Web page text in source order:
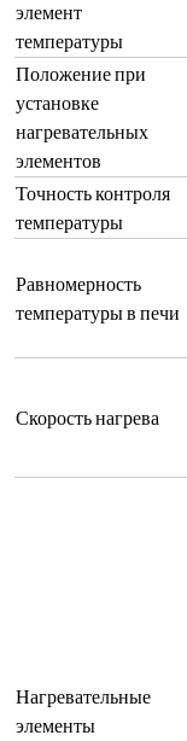
элемент
температуры
Положение при
установке
нагревательных
элементов
Точность контроля
температуры
Равномерность
температуры в печи
Скорость нагрева
Нагревательные
элементы